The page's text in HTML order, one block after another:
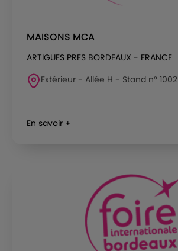
MAISONS MCA
ARTIGUES PRES BORDEAUX - FRANCE
Extérieur - Allée H - Stand n° 1002
En savoir +